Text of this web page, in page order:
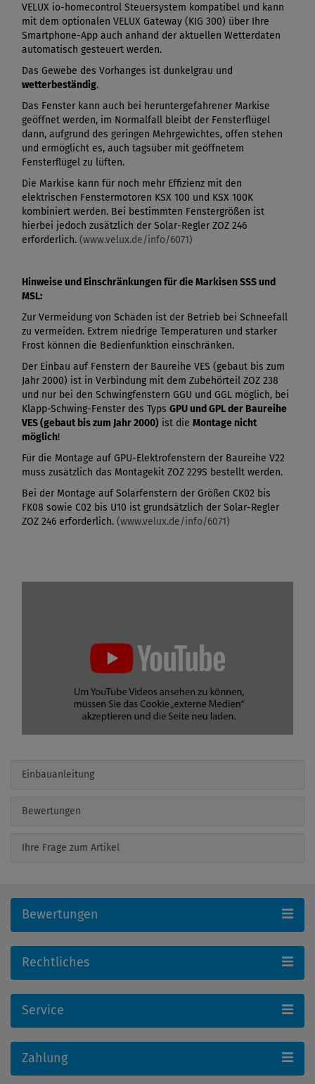
VELUX io-homecontrol Steuersystem kompatibel und kann
mit dem optionalen VELUX Gateway (KIG 300) über Ihre
Smartphone-App auch anhand der aktuellen Wetterdaten
automatisch gesteuert werden.
Das Gewebe des Vorhanges ist dunkelgrau und
wetterbeständig.
Das Fenster kann auch bei heruntergefahrener Markise
geöffnet werden, im Normalfall bleibt der Fensterflügel
dann, aufgrund des geringen Mehrgewichtes, offen stehen
und ermöglicht es, auch tagsüber mit geöffnetem
Fensterflügel zu lüften.
Die Markise kann für noch mehr Effizienz mit den
elektrischen Fenstermotoren KSX 100 und KSX 100K
kombiniert werden. Bei bestimmten Fenstergrößen ist
hierbei jedoch zusätzlich der Solar-Regler ZOZ 246
erforderlich. (www.velux.de/info/6071)
Hinweise und Einschränkungen für die Markisen SSS und
MSL:
Zur Vermeidung von Schäden ist der Betrieb bei Schneefall
zu vermeiden. Extrem niedrige Temperaturen und starker
Frost können die Bedienfunktion einschränken.
Der Einbau auf Fenstern der Baureihe VES (gebaut bis zum
Jahr 2000) ist in Verbindung mit dem Zubehörteil ZOZ 238
und nur bei den Schwingfenstern GGU und GGL möglich, bei
Klapp-Schwing-Fenster des Typs GPU und GPL der Baureihe
VES (gebaut bis zum Jahr 2000) ist die Montage nicht
möglich!
Für die Montage auf GPU-Elektrofenstern der Baureihe V22
muss zusätzlich das Montagekit ZOZ 229S bestellt werden.
Bei der Montage auf Solarfenstern der Größen CK02 bis
FK08 sowie C02 bis U10 ist grundsätzlich der Solar-Regler
ZOZ 246 erforderlich. (www.velux.de/info/6071)
Einbauanleitung
Bewertungen
Ihre Frage zum Artikel
Bewertungen
Rechtliches
Service
Zahlung